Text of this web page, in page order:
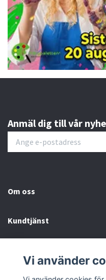
Anmäl dig till vår
Om oss
Kundtjänst
Vi använder